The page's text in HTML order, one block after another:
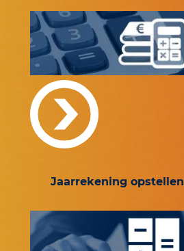
Jaarrekening opstellen